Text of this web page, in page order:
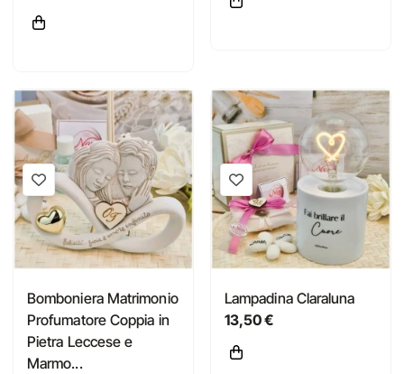
Bomboniera Matrimonio
Profumatore Coppia in
Pietra Leccese e
Marmo...
Lampadina Claraluna
13,50 €